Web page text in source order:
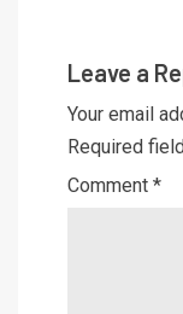
Leave a
Your email
Required
Comment *